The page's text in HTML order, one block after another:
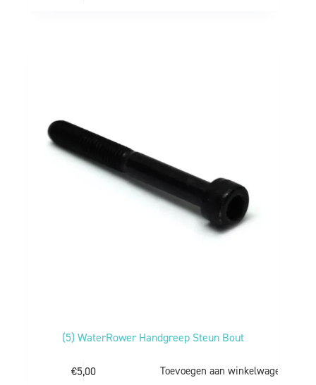
(5) WaterRower Handgreep Steun Bout
€5,00 Toevoegen aan winkelwagen